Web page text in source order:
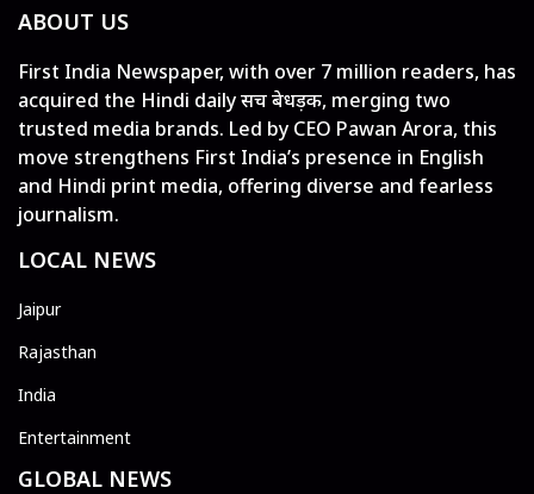
ABOUT US
First India Newspaper, with over 7 million readers, has
acquired the Hindi daily सच बेधड़क, merging two
trusted media brands. Led by CEO Pawan Arora, this
move strengthens First India’s presence in English
and Hindi print media, offering diverse and fearless
journalism.
LOCAL NEWS
Jaipur
Rajasthan
India
Entertainment
GLOBAL NEWS